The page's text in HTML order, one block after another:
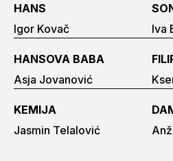
HANS
Igor Kovač
Iva
HANSOVA BABA
Asja Jovanović
KEMIJA
Jasmin Telalović